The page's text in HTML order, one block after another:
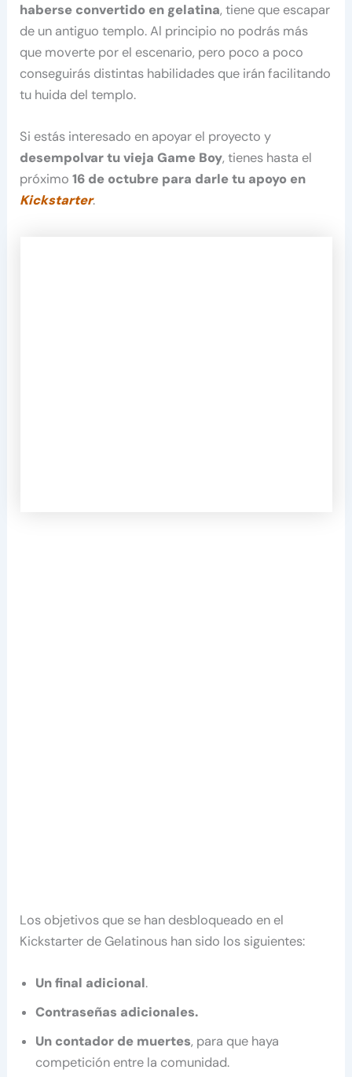
haberse convertido en gelatina, tiene que escapar
de un antiguo templo. Al principio no podrás más
que moverte por el escenario, pero poco a poco
conseguirás distintas habilidades que irán facilitando
tu huida del templo.
Si estás interesado en apoyar el proyecto y
desempolvar tu vieja Game Boy, tienes hasta el
próximo16 de octubre para darle tu apoyo en
Kickstarter.
Los objetivos que se han desbloqueado en el
Kickstarter de Gelatinous han sido los siguientes:
Un final adicional.
Contraseñas adicionales.
Un contador de muertes, para que haya
competición entre la comunidad.